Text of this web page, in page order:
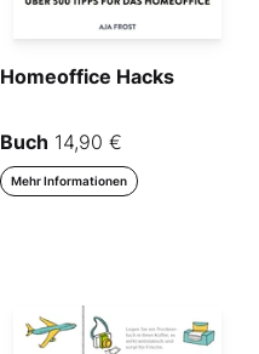
Homeoffice Hacks
Buch 14,90 €
Mehr Informationen